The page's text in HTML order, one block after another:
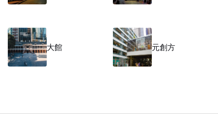
大館 元創方